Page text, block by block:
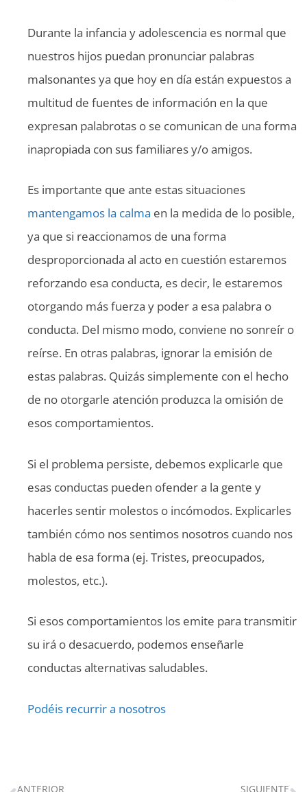
Durante la infancia y adolescencia es normal que
nuestros hijos puedan pronunciar palabras
malsonantes ya que hoy en día están expuestos a
multitud de fuentes de información en la que
expresan palabrotas o se comunican de una forma
inapropiada con sus familiares y/o amigos.
Es importante que ante estas situaciones
mantengamos la calma en la medida de lo posible,
ya que si reaccionamos de una forma
desproporcionada al acto en cuestión estaremos
reforzando esa conducta, es decir, le estaremos
otorgando más fuerza y poder a esa palabra o
conducta. Del mismo modo, conviene no sonreír o
reírse. En otras palabras, ignorar la emisión de
estas palabras. Quizás simplemente con el hecho
de no otorgarle atención produzca la omisión de
esos comportamientos.
Si el problema persiste, debemos explicarle que
esas conductas pueden ofender a la gente y
hacerles sentir molestos o incómodos. Explicarles
también cómo nos sentimos nosotros cuando nos
habla de esa forma (ej. Tristes, preocupados,
molestos, etc.).
Si esos comportamientos los emite para transmitir
su irá o desacuerdo, podemos enseñarle
conductas alternativas saludables.
Podéis recurrir a nosotros
ANTERIOR SIGUIENTE